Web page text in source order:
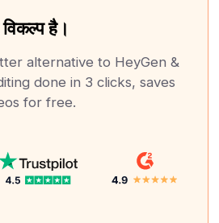
है।
alternative to HeyGen &
done in 3 clicks, saves
for free.